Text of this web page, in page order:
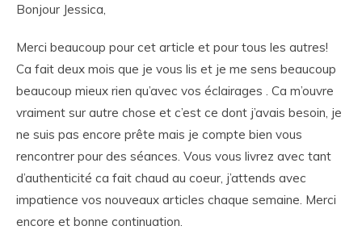
Bonjour Jessica,
Merci beaucoup pour cet article et pour tous les autres!
Ca fait deux mois que je vous lis et je me sens beaucoup
beaucoup mieux rien qu’avec vos éclairages . Ca m’ouvre
vraiment sur autre chose et c’est ce dont j’avais besoin, je
ne suis pas encore prête mais je compte bien vous
rencontrer pour des séances. Vous vous livrez avec tant
d’authenticité ca fait chaud au coeur, j’attends avec
impatience vos nouveaux articles chaque semaine. Merci
encore et bonne continuation.